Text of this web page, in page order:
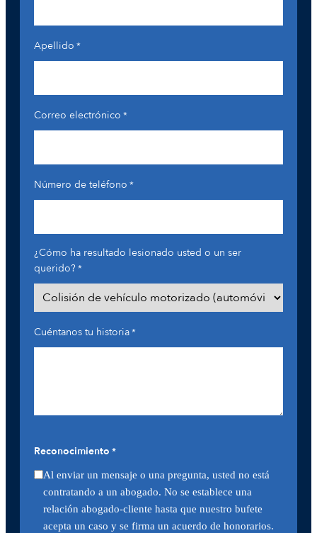
Apellido *
Correo electrónico *
Número de teléfono *
¿Cómo ha resultado lesionado usted o un ser
querido?*
Cuéntanos tu historia*
Reconocimiento *
Al enviar un mensaje o una pregunta, usted no está
contratando a un abogado. No se establece una
relación abogado-cliente hasta que nuestro bufete
acepta un caso y se firma un acuerdo de honorarios.